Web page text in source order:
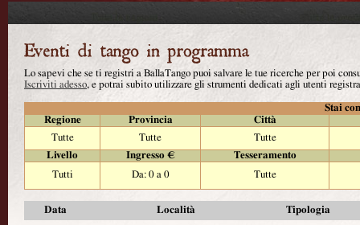
Lo sapevi che se ti registri a BallaTango puoi salvare le tue ricerche per poi
Iscriviti adesso, e potrai subito utilizzare gli strumenti dedicati agli utenti
Stai
Regione
Provincia
Città
Tutte
Tutte
Tutte
Livello
Ingresso €
Tesseramento
Tutti
Da: 0 a 0 Tutte
Data Località Tipologia